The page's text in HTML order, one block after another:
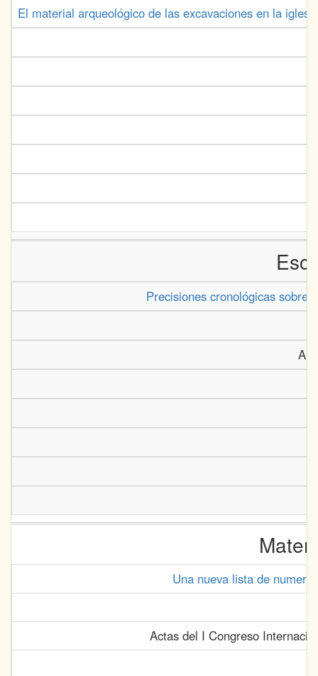
El material arqueológico de las excavaciones en la
Precisiones cronológicas sobre
Una nueva lista de
Actas del I Congreso